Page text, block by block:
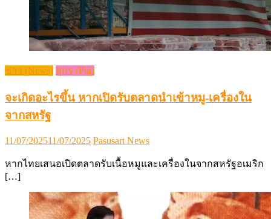
ข่าว (News) สุกร (Pig)
จะเกิดอะไรขึ้น หากเปิดรับตลาดนำเข้าหมู-เครื่องใน
จากสหรัฐ
Posted
11/07/202511/07/2025 Author
Pasusart News
หากไทยเสนอเปิดตลาดรับเนื้อหมูและเครื่องในจากสหรัฐอเมริก
[…]